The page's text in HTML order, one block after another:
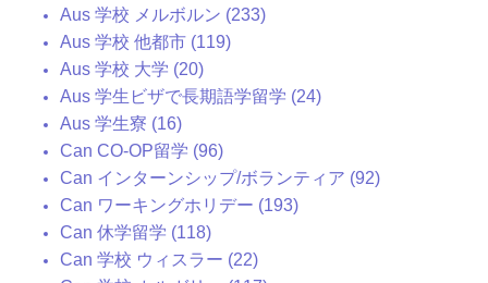
Aus 学校 メルボルン (233)
Aus 学校 他都市 (119)
Aus 学校 大学 (20)
Aus 学生ビザで長期語学留学 (24)
Aus 学生寮 (16)
Can CO-OP留学 (96)
Can インターンシップ/ボランティア (92)
Can ワーキングホリデー (193)
Can 休学留学 (118)
Can 学校 ウィスラー (22)